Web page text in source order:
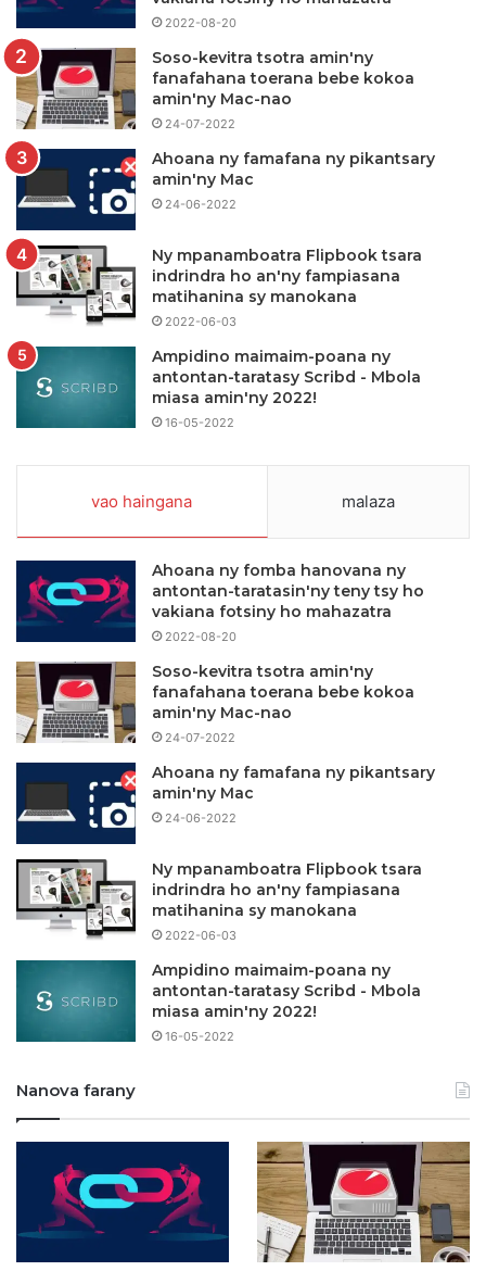
2022-08-20
Soso-kevitra tsotra amin'ny
fanafahana toerana bebe kokoa
amin'ny Mac-nao
24-07-2022
Ahoana ny famafana ny pikantsary
amin'ny Mac
24-06-2022
Ny mpanamboatra Flipbook tsara
indrindra ho an'ny fampiasana
matihanina sy manokana
2022-06-03
Ampidino maimaim-poana ny
antontan-taratasy Scribd - Mbola
miasa amin'ny 2022!
16-05-2022
vao haingana malaza
Ahoana ny fomba hanovana ny
antontan-taratasin'ny teny tsy ho
vakiana fotsiny ho mahazatra
2022-08-20
Soso-kevitra tsotra amin'ny
fanafahana toerana bebe kokoa
amin'ny Mac-nao
24-07-2022
Ahoana ny famafana ny pikantsary
amin'ny Mac
24-06-2022
Ny mpanamboatra Flipbook tsara
indrindra ho an'ny fampiasana
matihanina sy manokana
2022-06-03
Ampidino maimaim-poana ny
antontan-taratasy Scribd - Mbola
miasa amin'ny 2022!
16-05-2022
Nanova farany